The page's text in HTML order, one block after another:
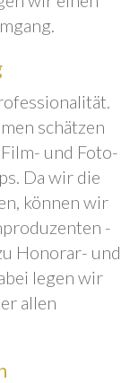
schätzen
und Foto-
Da wir die
können wir
-
Honorar- und
legen wir
allen